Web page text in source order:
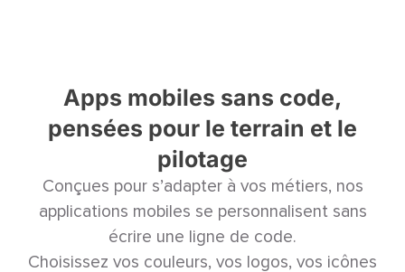
Apps mobiles sans code,
pensées pour le terrain et le
pilotage
Conçues pour s’adapter à vos métiers, nos
applications mobiles se personnalisent sans
écrire une ligne de code.
Choisissez vos couleurs, vos logos, vos icônes